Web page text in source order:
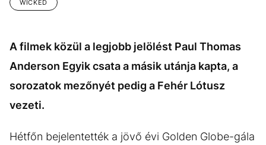
WICKED
A filmek közül a legjobb jelölést Paul Thomas
Anderson Egyik csata a másik utánja kapta, a
sorozatok mezőnyét pedig a Fehér Lótusz
vezeti.
Hétfőn bejelentették a jövő évi Golden Globe-gála